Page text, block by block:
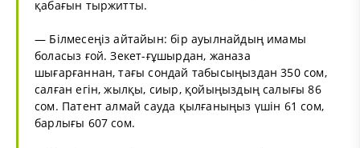
қабағын тыржитты.
— Білмесеңіз айтайын: бір ауылнайдың имамы
боласыз ғой. Зекет-ғұшырдан, жаназа
шығарғаннан, тағы сондай табысыңыздан 350 сом,
салған егін, жылқы, сиыр, қойыңыздың салығы 86
сом. Патент алмай сауда қылғаныңыз үшін 61 сом,
барлығы 607 сом.